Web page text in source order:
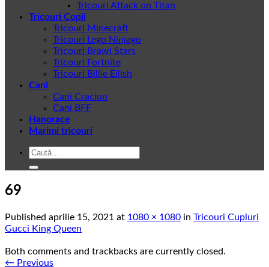
Tricouri Attack on Titan
Tricouri Copii
Tricouri Minecraft
Tricouri Lego Ninjago
Tricouri Brawl Stars
Tricouri Fortnite
Tricouri Billie Eilish
Cani
Cani Craciun
Cani BFF
Hanorace
Marimi tricouri
Caută
69
Published aprilie 15, 2021 at 1080 × 1080 in Tricouri Cupluri
Gucci King Queen
Both comments and trackbacks are currently closed.
← Previous